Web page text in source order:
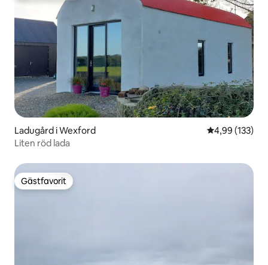
Ladugård i Wexford 4,99 av 5 i
4,99 (133)
Liten röd lada
Gästfavorit
Gästfavorit